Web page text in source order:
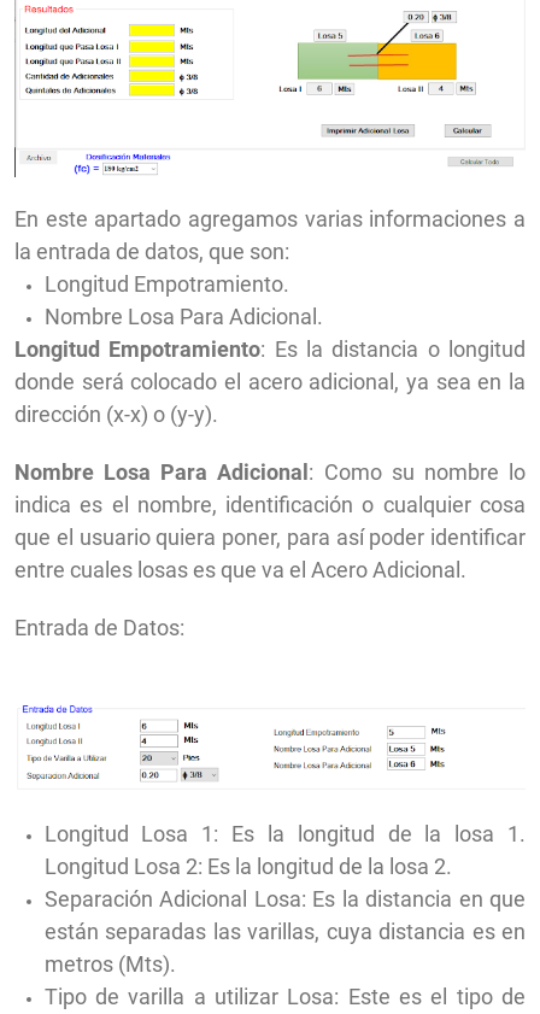
En este apartado agregamos varias informaciones a
la entrada de datos, que son:
Longitud Empotramiento.
Nombre Losa Para Adicional.
Longitud Empotramiento: Es la distancia o longitud
donde será colocado el acero adicional, ya sea en la
dirección (x-x) o (y-y).
Nombre Losa Para Adicional: Como su nombre lo
indica es el nombre, identificación o cualquier cosa
que el usuario quiera poner, para así poder identificar
entre cuales losas es que va el Acero Adicional.
Entrada de Datos:
Longitud Losa 1: Es la longitud de la losa 1.
Longitud Losa 2: Es la longitud de la losa 2.
Separación Adicional Losa: Es la distancia en que
están separadas las varillas, cuya distancia es en
metros (Mts).
Tipo de varilla a utilizar Losa: Este es el tipo de